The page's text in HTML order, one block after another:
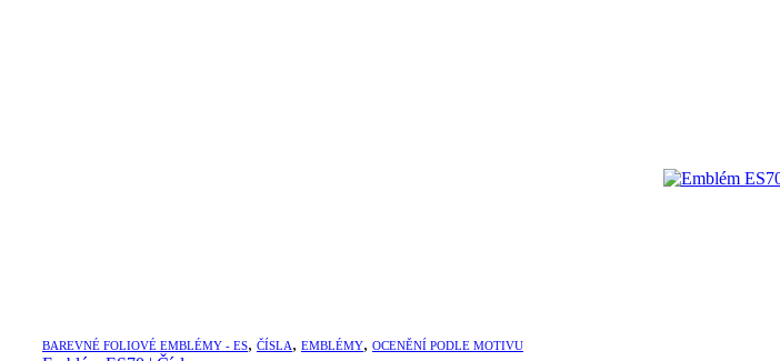
BAREVNÉ FOLIOVÉ EMBLÉMY - ES, ČÍSLA, EMBLÉMY, OCENĚNÍ PODLE MOTIVU